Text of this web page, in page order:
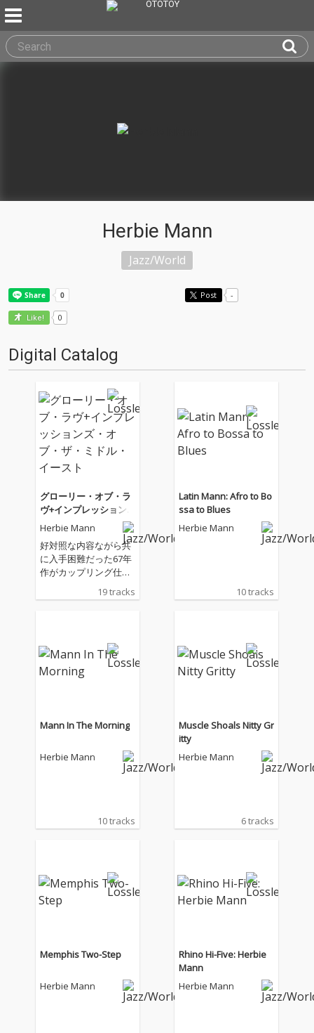
Herbie Mann
Jazz/World
Post -
Like! 0
Digital Catalog
グローリー・オブ・ラ
ヴ+インプレッション
ズ・オブ・ザ・ミド
Herbie Mann
好対照な内容ながら共
に入手困難だった67年
作がカップリング仕様
67年作ながら異なるレ
f The Middle East」を
2in1復刻。前者はA&M
のレーベル・マナーを
4,M-5といった有名曲が
見事なまでにハービ
されている。 他方、ボ
ーナス・トラックには
「Impressions Of The
作盤を通してブラジ
ル、ソウル、ラテンか
らラウンジ、エスニッ
19 tracks
Latin Mann: Afro to Bo
ssa to Blues
Herbie Mann
10 tracks
Mann In The Morning
Herbie Mann
10 tracks
Muscle Shoals Nitty Gr
itty
Herbie Mann
6 tracks
Memphis Two-Step
Herbie Mann
Rhino Hi-Five: Herbie
Mann
Herbie Mann